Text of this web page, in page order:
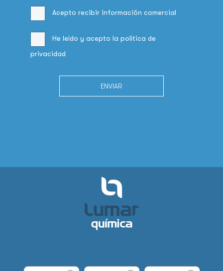
Acepto recibir información comercial
He leído y acepto la política de
privacidad